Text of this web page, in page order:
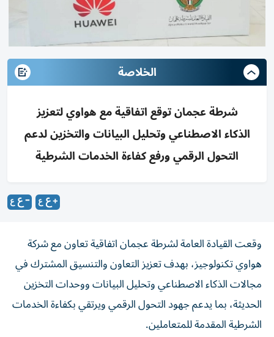
الخلاصة
شرطة عجمان توقع اتفاقية مع هواوي لتعزيز
الذكاء الاصطناعي وتحليل البيانات والتخزين لدعم
التحول الرقمي ورفع كفاءة الخدمات الشرطية
وقعت القيادة العامة لشرطة عجمان اتفاقية تعاون مع شركة
هواوي تكنولوجيز، بهدف تعزيز التعاون والتنسيق المشترك في
مجالات الذكاء الاصطناعي وتحليل البيانات ووحدات التخزين
الحديثة، بما يدعم جهود التحول الرقمي ويرتقي بكفاءة الخدمات
الشرطية المقدمة للمتعاملين.